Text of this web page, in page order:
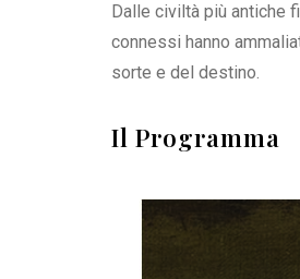
Dalle civiltà più antiche
connessi hanno
sorte e del destino.
Il Programma